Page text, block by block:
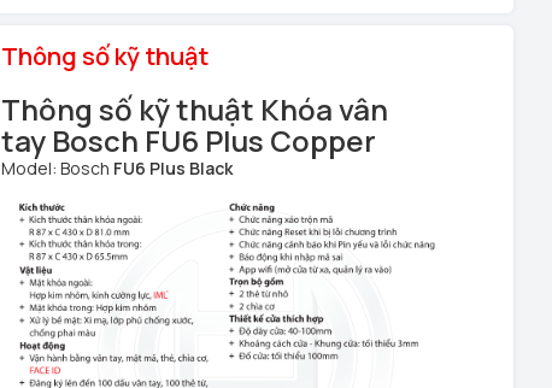
Thông số kỹ thuật
Thông số kỹ thuật Khóa vân
tay Bosch FU6 Plus Copper
Model: Bosch FU6 Plus Black